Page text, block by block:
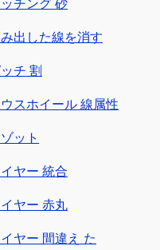
チング 砂
出した線を消す
チ 割
スホイール 線属性
ット
ヤー 統合
ヤー 赤丸
ヤー 間違え た